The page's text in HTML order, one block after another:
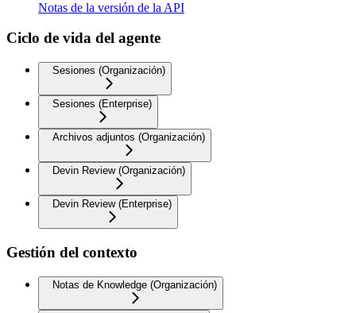
Notas de la versión de la API
Ciclo de vida del agente
Sesiones (Organización)
Sesiones (Enterprise)
Archivos adjuntos (Organización)
Devin Review (Organización)
Devin Review (Enterprise)
Gestión del contexto
Notas de Knowledge (Organización)